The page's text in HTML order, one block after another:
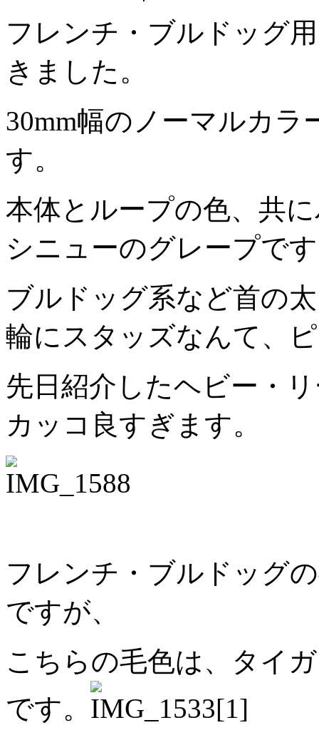
フレンチ・ブルドッグ
きました。
30mm幅のノーマルカ
す。
本体とループの色、共
シニューのグレープで
ブルドッグ系など首の
輪にスタッズなんて、
先日紹介したヘビー・
カッコ良すぎます。
フレンチ・ブルドッグ
ですが、
こちらの毛色は、タイ
です。